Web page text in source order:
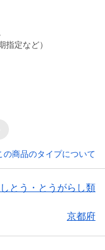
定など）
の商品のタイプについて
とう・とうがらし類
京都府